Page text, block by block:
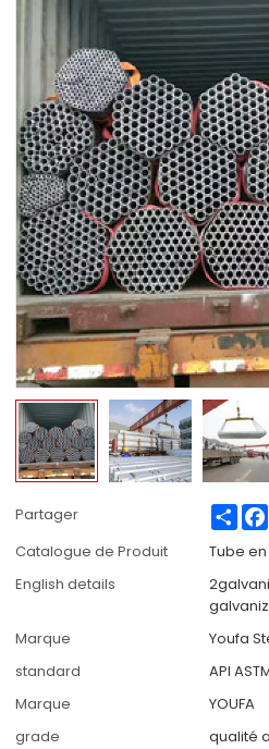
Partager
Catalogue de Produit
Tube
English details
Marque
Youfa
standard
API
Marque
YOUFA
grade
qualité